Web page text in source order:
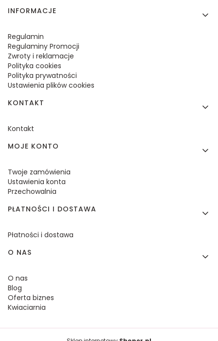
Linki w stopce
INFORMACJE
Regulamin
Regulaminy Promocji
Zwroty i reklamacje
Polityka cookies
Polityka prywatności
Ustawienia plików cookies
KONTAKT
Kontakt
MOJE KONTO
Twoje zamówienia
Ustawienia konta
Przechowalnia
PŁATNOŚCI I DOSTAWA
Płatności i dostawa
O NAS
O nas
Blog
Oferta biznes
Kwiaciarnia